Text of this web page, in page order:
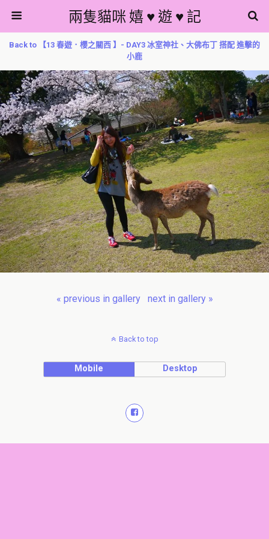
兩隻貓咪 嬉 ♥ 遊 ♥ 記
Back to 【13 春遊．櫻之關西 】- DAY3 冰室神社、大佛布丁 搭配 進擊的
小鹿
« previous in gallery next in gallery »
Back to top
Mobile Desktop